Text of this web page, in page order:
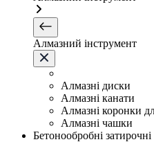
Алмазний інструмент
Алмазні диски
Алмазні канати
Алмазні коронки
Алмазні чашки
Бетонообробні